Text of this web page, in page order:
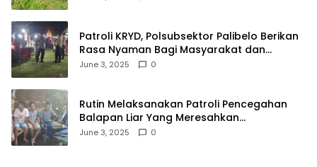
Patroli KRYD, Polsubsektor Palibelo Berikan
Rasa Nyaman Bagi Masyarakat dan
Antisipasi Aksi Menjurus Premanisme
June 3, 2025 0
Rutin Melaksanakan Patroli Pencegahan
Balapan Liar Yang Meresahkan
Masyarakat, Polsek Soromandi
June 3, 2025 0